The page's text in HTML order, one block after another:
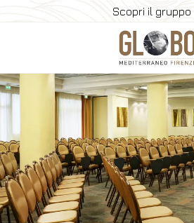
Scopri il gruppo
Home
Meeting &
Le Sale
Ristorazione
Camere